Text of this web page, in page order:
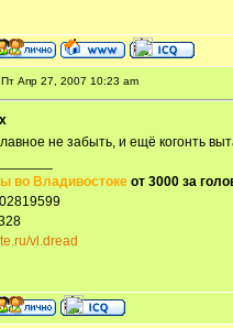
Апр 27, 2007 10:23 am
не забыть, и ещё когонть
во Владивостоке от 3000 за
vl.dread